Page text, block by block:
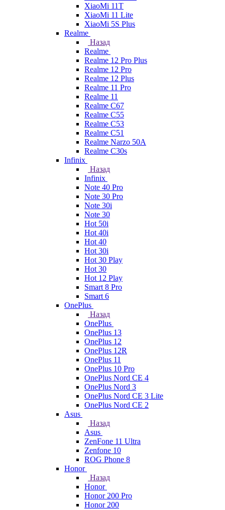
XiaoMi 11T
XiaoMi 11 Lite
XiaoMi 5S Plus
Realme
Назад
Realme
Realme 12 Pro Plus
Realme 12 Pro
Realme 12 Plus
Realme 11 Pro
Realme 11
Realme C67
Realme C55
Realme C53
Realme C51
Realme Narzo 50A
Realme C30s
Infinix
Назад
Infinix
Note 40 Pro
Note 30 Pro
Note 30i
Note 30
Hot 50i
Hot 40i
Hot 40
Hot 30i
Hot 30 Play
Hot 30
Hot 12 Play
Smart 8 Pro
Smart 6
OnePlus
Назад
OnePlus
OnePlus 13
OnePlus 12
OnePlus 12R
OnePlus 11
OnePlus 10 Pro
OnePlus Nord CE 4
OnePlus Nord 3
OnePlus Nord CE 3 Lite
OnePlus Nord CE 2
Asus
Назад
Asus
ZenFone 11 Ultra
Zenfone 10
ROG Phone 8
Honor
Назад
Honor
Honor 200 Pro
Honor 200